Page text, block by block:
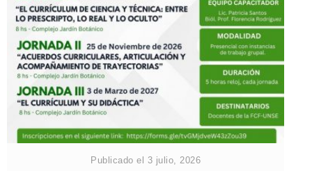
Publicado el 3 julio, 2026